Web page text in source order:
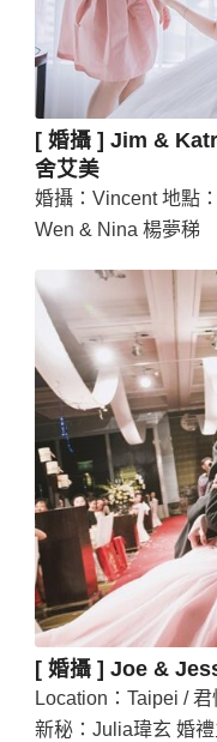
[ 婚攝 ] Jim &
舍艾美
婚攝：Vincent 地點
Wen & Nina 楊夢稊
[ 婚攝 ] Joe &
Location：Taipei /
新秘：Julia瑋玄 婚